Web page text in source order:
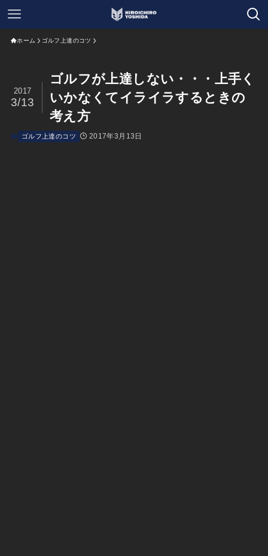
ホーム ゴルフ上達のコツ
ゴルフが上達しない・・・上手く
いかなくてイライラするときの
考え方
2017
3/13
ゴルフ上達のコツ 2017年3月13日